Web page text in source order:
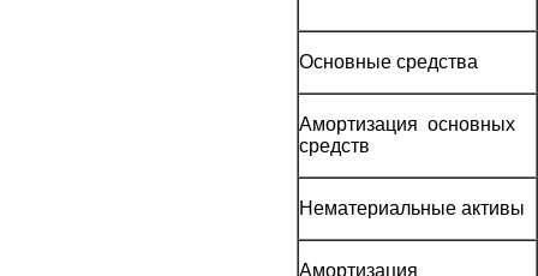
Основные средства
Амортизация основных
средств
Нематериальные активы
Амортизация